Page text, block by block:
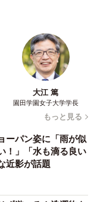
4/5
明日香食品公式イン
東日本と西日本
化である黒蜜を
大江 篤
園田学園女子大学学長
もっと見る
ーパン姿に「雨が似
！」「水も滴る良い
近影が話題